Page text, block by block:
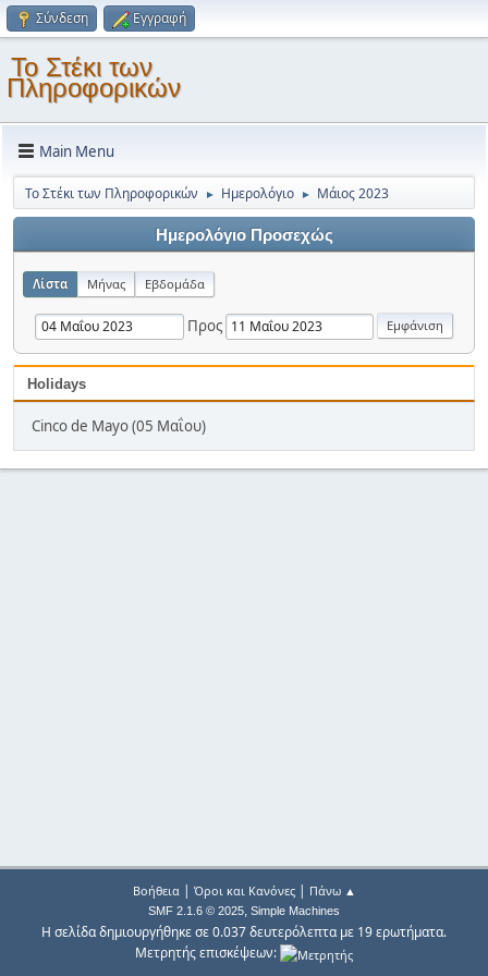
Σύνδεση Εγγραφή
Το Στέκι των
Πληροφορικών
Main Menu
Το Στέκι των Πληροφορικών ► Ημερολόγιο ► Μάιος 2023
Ημερολόγιο Προσεχώς
Λίστα Μήνας Εβδομάδα
Προς
Holidays
Cinco de Mayo (05 Μαΐου)
Βοήθεια| Όροι και Κανόνες| Πάνω ▲
SMF 2.1.6 © 2025, Simple Machines
Η σελίδα δημιουργήθηκε σε 0.037 δευτερόλεπτα με 19 ερωτήματα.
Μετρητής επισκέψεων: